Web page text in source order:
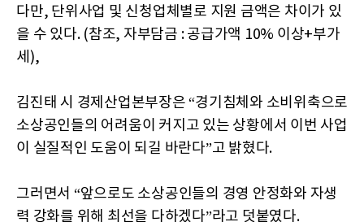
다만, 단위사업 및 신청업체별로 지원 금액은 차이가 있
을 수 있다. (참조, 자부담금 : 공급가액 10% 이상+부가
세),
김진태 시 경제산업본부장은 “경기침체와 소비위축으로
소상공인들의 어려움이 커지고 있는 상황에서 이번 사업
이 실질적인 도움이 되길 바란다”고 밝혔다.
그러면서 “앞으로도 소상공인들의 경영 안정화와 자생
력 강화를 위해 최선을 다하겠다”라고 덧붙였다.